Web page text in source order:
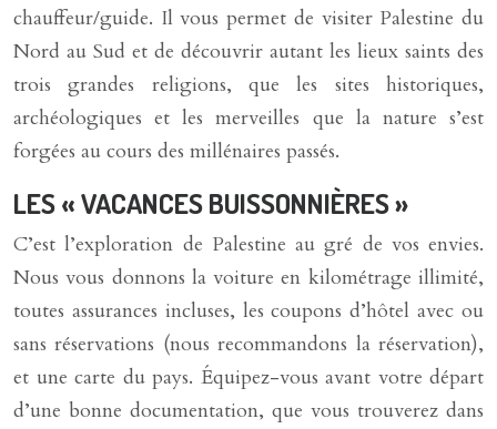
chauffeur/guide. Il vous permet de visiter Palestine du
Nord au Sud et de découvrir autant les lieux saints des
trois grandes religions, que les sites historiques,
archéologiques et les merveilles que la nature s’est
forgées au cours des millénaires passés.
LES « VACANCES BUISSONNIÈRES »
C’est l’exploration de Palestine au gré de vos envies.
Nous vous donnons la voiture en kilométrage illimité,
toutes assurances incluses, les coupons d’hôtel avec ou
sans réservations (nous recommandons la réservation),
et une carte du pays. Équipez-vous avant votre départ
d’une bonne documentation, que vous trouverez dans